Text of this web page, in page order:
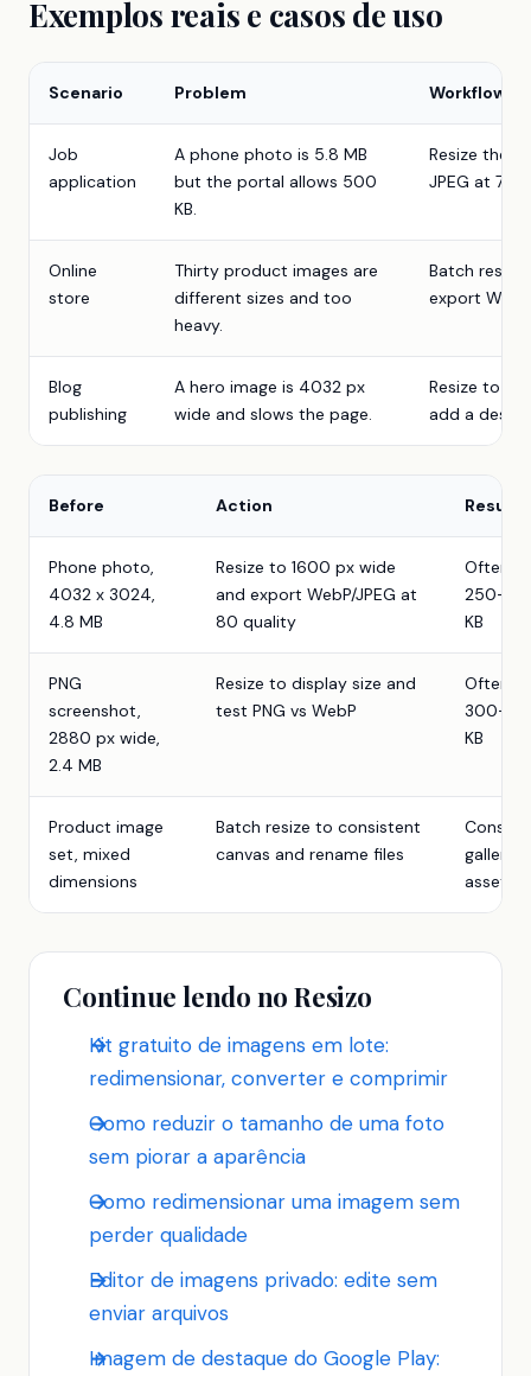
Exemplos reais e casos de uso
Scenario Problem Workflow
Job
application
A phone photo is 5.8 MB
but the portal allows 500
KB.
Resize the
JPEG at 78
Online
store
Thirty product images are
different sizes and too
heavy.
Batch
export
Blog
publishing
A hero image is 4032 px
wide and slows the page.
Resize to
add a
Before Action Result
Phone photo,
4032 x 3024,
4.8 MB
Resize to 1600 px wide
and export WebP/JPEG at
80 quality
Often
250-
KB
PNG
screenshot,
2880 px wide,
2.4 MB
Resize to display size and
test PNG vs WebP
Often
300-
KB
Product image
set, mixed
dimensions
Batch resize to consistent
canvas and rename files
gallery
assets
Continue lendo no Resizo
Kit gratuito de imagens em lote:
redimensionar, converter e comprimir
Como reduzir o tamanho de uma foto
sem piorar a aparência
Como redimensionar uma imagem sem
perder qualidade
Editor de imagens privado: edite sem
enviar arquivos
Imagem de destaque do Google Play: